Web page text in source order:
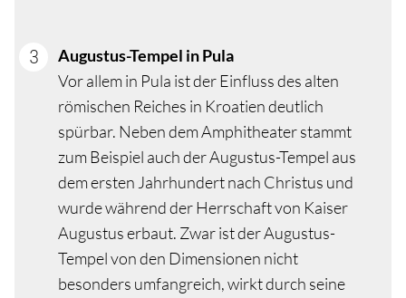
Augustus-Tempel in Pula
Vor allem in Pula ist der Einfluss des alten
römischen Reiches in Kroatien deutlich
spürbar. Neben dem Amphitheater stammt
zum Beispiel auch der Augustus-Tempel aus
dem ersten Jahrhundert nach Christus und
wurde während der Herrschaft von Kaiser
Augustus erbaut. Zwar ist der Augustus-
Tempel von den Dimensionen nicht
besonders umfangreich, wirkt durch seine